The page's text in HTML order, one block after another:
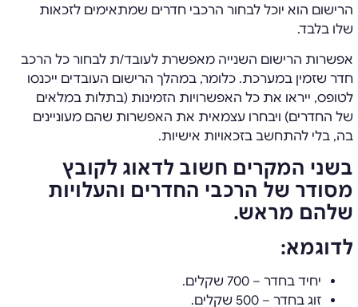
הרישום הוא יוכל לבחור הרכבי חדרים שמתאימים לזכאות
שלו בלבד.
אפשרות הרישום השנייה מאפשרת לעובד/ת לבחור כל הרכב
חדר שזמין במערכת. כלומר, במהלך הרישום העובדים ייכנסו
לטופס, ייראו את כל האפשרויות הזמינות (בתלות במלאים
של החדרים) ויבחרו עצמאית את האפשרות שהם מעוניינים
בה, בלי להתחשב בזכאויות אישיות.
בשני המקרים חשוב לדאוג לקובץ
מסודר של הרכבי החדרים והעלויות
שלהם מראש.
לדוגמא:
יחיד בחדר – 700 שקלים.
זוג בחדר – 500 שקלים.